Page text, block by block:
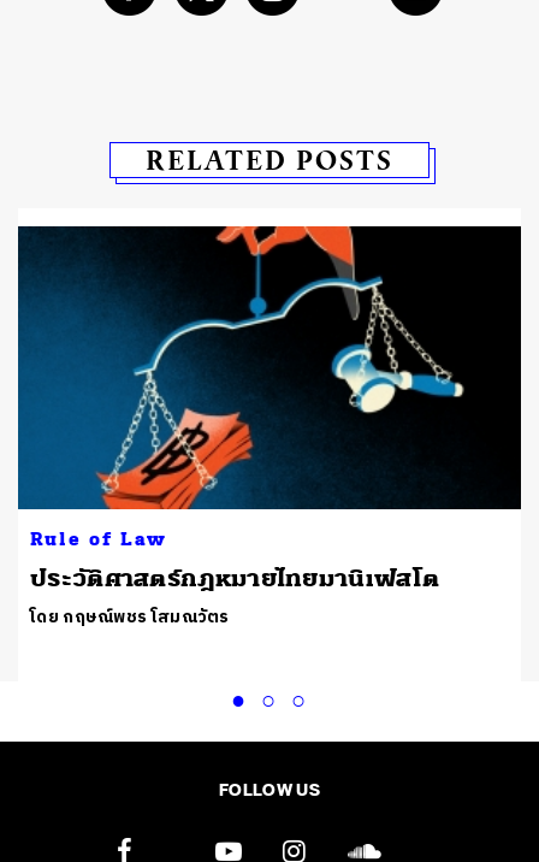
RELATED POSTS
Rule of Law
ประวัติศาสตร์กฎหมายไทยมานิเฟสโต
โดย กฤษณ์พชร โสมณวัตร
FOLLOW US